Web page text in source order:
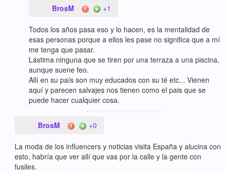
BrosM +1
Todos los años pasa eso y lo hacen, es la mentalidad de
esas personas porque a ellos les pase no significa que a mí
me tenga que pasar.
Lástima ninguna que se tiren por una terraza a una piscina,
aunque suene feo.
Allí en su país son muy educados con su té etc... Vienen
aquí y parecen salvajes nos tienen como el pais que se
puede hacer cualquier cosa.
BrosM +0
La moda de los influencers y noticias visita España y alucina con
esto, habría que ver allí que vas por la calle y la gente con
fusiles.